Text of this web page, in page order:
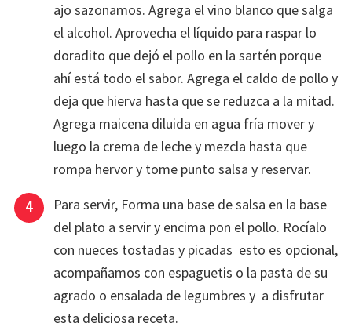
ajo sazonamos. Agrega el vino blanco que salga
el alcohol. Aprovecha el líquido para raspar lo
doradito que dejó el pollo en la sartén porque
ahí está todo el sabor. Agrega el caldo de pollo y
deja que hierva hasta que se reduzca a la mitad.
Agrega maicena diluida en agua fría mover y
luego la crema de leche y mezcla hasta que
rompa hervor y tome punto salsa y reservar.
Para servir, Forma una base de salsa en la base
del plato a servir y encima pon el pollo. Rocíalo
con nueces tostadas y picadas esto es opcional,
acompañamos con espaguetis o la pasta de su
agrado o ensalada de legumbres y a disfrutar
esta deliciosa receta.